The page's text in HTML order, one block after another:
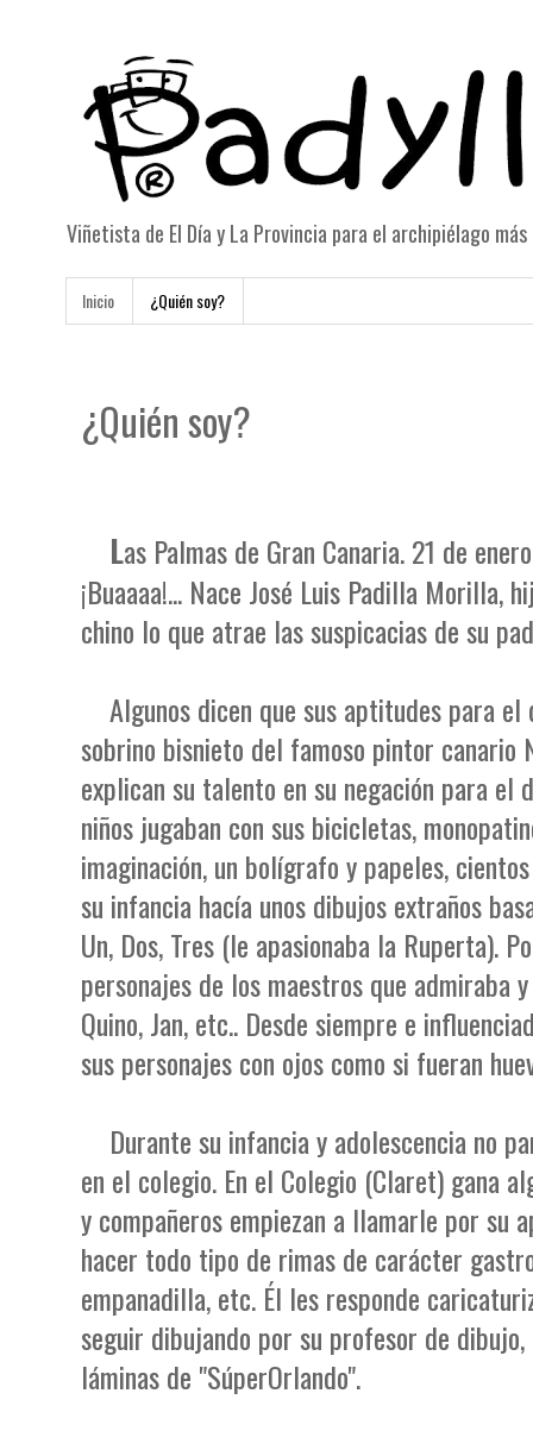
Viñetista de El Día y La Provincia para el archipiélago
Inicio ¿Quién soy?
¿Quién soy?
Las Palmas de Gran Canaria. 21 de
¡Buaaaa!... Nace José Luis Padilla Morilla,
chino lo que atrae las suspicacias de su
Algunos dicen que sus aptitudes para
sobrino bisnieto del famoso pintor canario
explican su talento en su negación para el
niños jugaban con sus bicicletas,
imaginación, un bolígrafo y papeles,
su infancia hacía unos dibujos extraños
Un, Dos, Tres (le apasionaba la Ruperta).
personajes de los maestros que admiraba
Quino, Jan, etc.. Desde siempre e
sus personajes con ojos como si fueran
Durante su infancia y adolescencia no
en el colegio. En el Colegio (Claret) gana
y compañeros empiezan a llamarle por su
hacer todo tipo de rimas de carácter
empanadilla, etc. Él les responde
seguir dibujando por su profesor de
láminas de "SúperOrlando".